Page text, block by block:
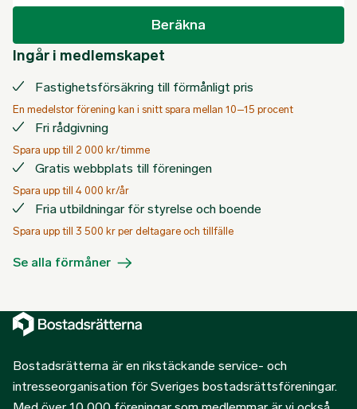
Beräkna
Ingår i medlemskapet
Fastighetsförsäkring till förmånligt pris
En medelstor förening kan i snitt spara mellan 10–15 procent
Fri rådgivning
Spara upp till 2 000 kr/timme
Gratis webbplats till föreningen
Spara upp till 4 000 kr/år
Fria utbildningar för styrelse och boende
Spara upp till 3 500 kr per deltagare och tillfälle
Se alla förmåner
Bostadsrätterna är en rikstäckande service- och
intresseorganisation för Sveriges bostadsrättsföreningar.